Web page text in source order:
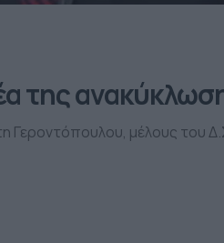
της
Γεροντόπουλου, μέλους του